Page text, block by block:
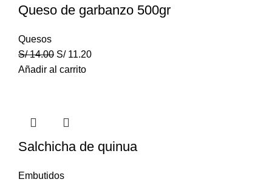
Queso de garbanzo 500gr
Quesos
S/14.00 S/11.20
Añadir al carrito
Salchicha de quinua
Embutidos